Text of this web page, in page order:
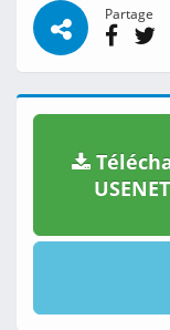
Partage